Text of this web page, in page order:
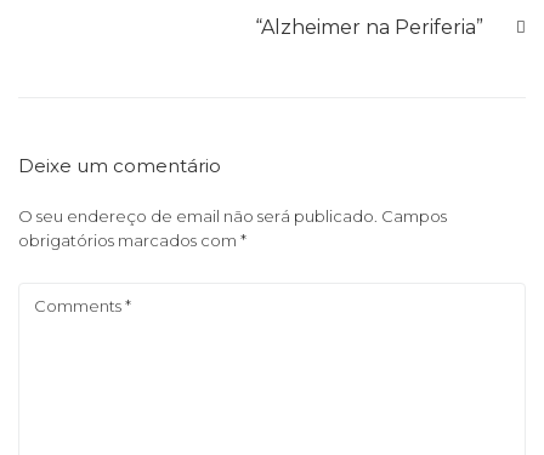
“Alzheimer na Periferia”
Deixe um comentário
O seu endereço de email não será publicado. Campos
obrigatórios marcados com *